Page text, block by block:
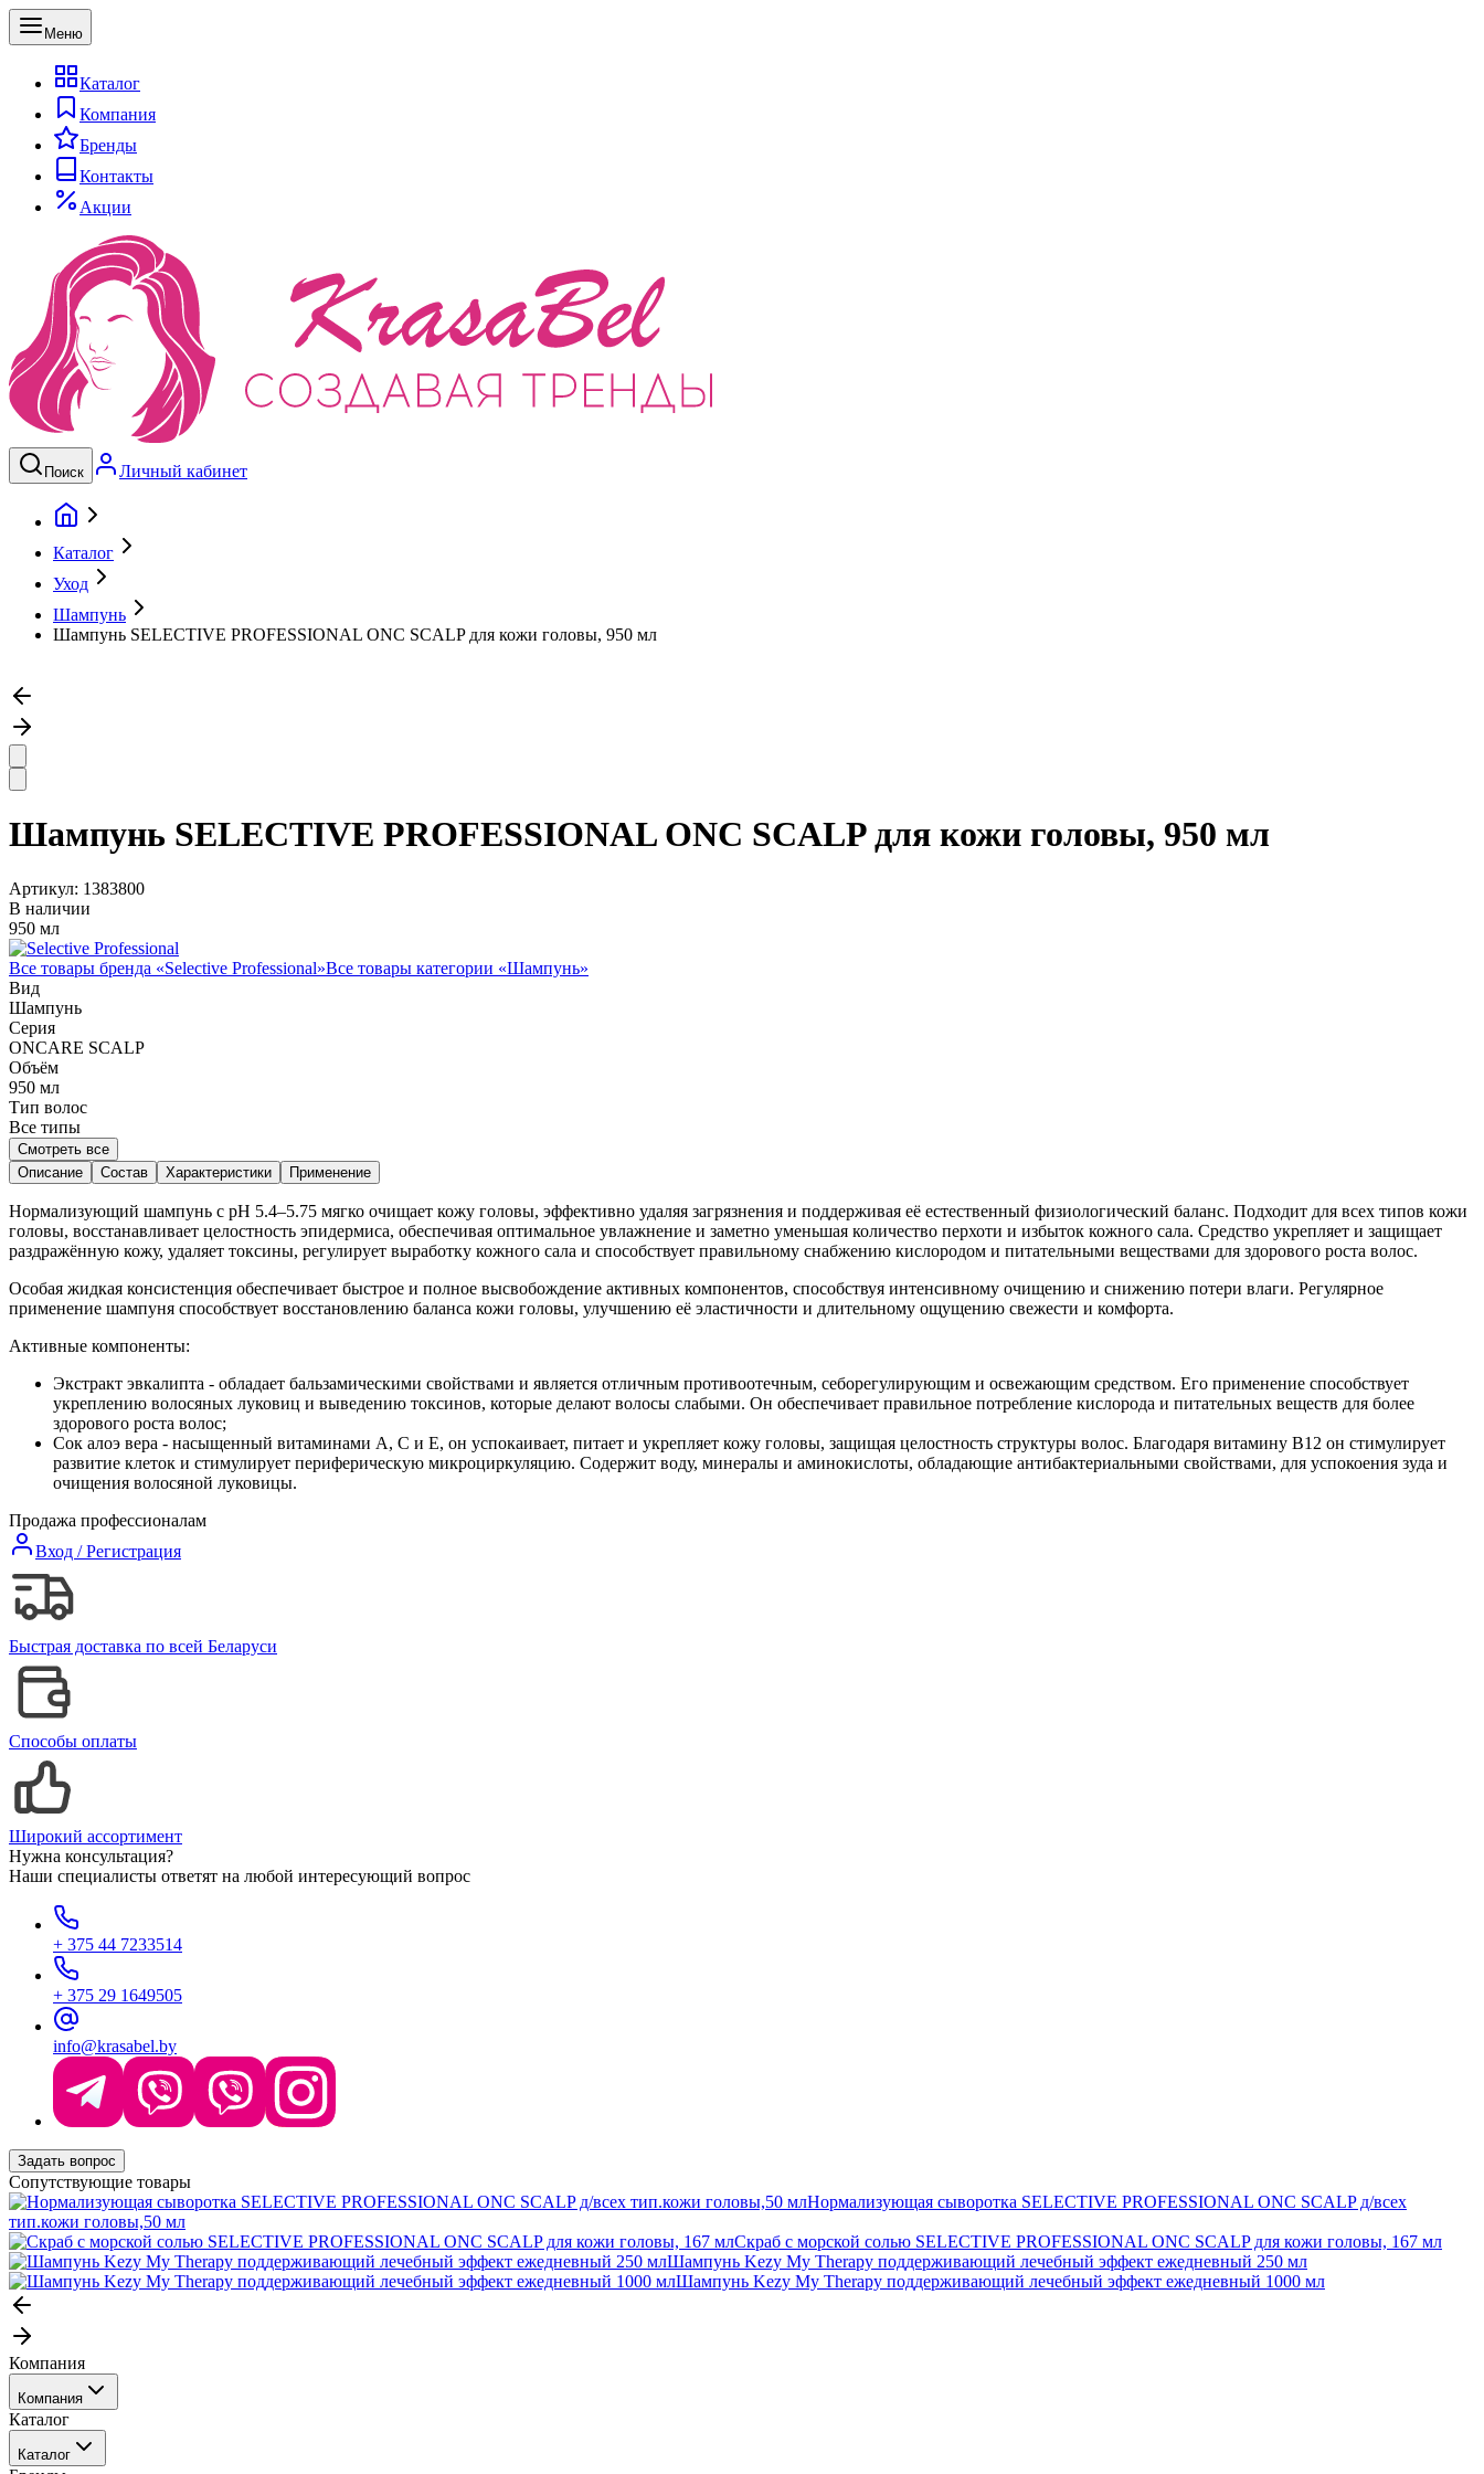
Меню
Каталог
Компания
Бренды
Контакты
Акции
Поиск Личный кабинет
Каталог
Уход
Шампунь
Шампунь SELECTIVE PROFESSIONAL ONC SCALP для кожи головы, 950 мл
Шампунь SELECTIVE PROFESSIONAL ONC SCALP для кожи головы, 950 мл
Артикул: 1383800
В наличии
950 мл
Все товары бренда «Selective Professional»Все товары категории «Шампунь»
Вид
Шампунь
Серия
ONCARE SCALP
Объём
950 мл
Тип волос
Все типы
Смотреть все
Описание
Состав Характеристики Применение
Нормализующий шампунь с pH 5.4–5.75 мягко очищает кожу головы, эффективно удаляя загрязнения и поддерживая её естественный физиологический баланс. Подходит для всех типов кожи
головы, восстанавливает целостность эпидермиса, обеспечивая оптимальное увлажнение и заметно уменьшая количество перхоти и избыток кожного сала. Средство укрепляет и защищает
раздражённую кожу, удаляет токсины, регулирует выработку кожного сала и способствует правильному снабжению кислородом и питательными веществами для здорового роста волос.
Особая жидкая консистенция обеспечивает быстрое и полное высвобождение активных компонентов, способствуя интенсивному очищению и снижению потери влаги. Регулярное
применение шампуня способствует восстановлению баланса кожи головы, улучшению её эластичности и длительному ощущению свежести и комфорта.
Активные компоненты:
Экстракт эвкалипта - обладает бальзамическими свойствами и является отличным противоотечным, себорегулирующим и освежающим средством. Его применение способствует
укреплению волосяных луковиц и выведению токсинов, которые делают волосы слабыми. Он обеспечивает правильное потребление кислорода и питательных веществ для более
здорового роста волос;
Сок алоэ вера - насыщенный витаминами А, С и Е, он успокаивает, питает и укрепляет кожу головы, защищая целостность структуры волос. Благодаря витамину В12 он стимулирует
развитие клеток и стимулирует периферическую микроциркуляцию. Содержит воду, минералы и аминокислоты, обладающие антибактериальными свойствами, для успокоения зуда и
очищения волосяной луковицы.
Продажа профессионалам
Вход / Регистрация
Быстрая доставка по всей Беларуси
Способы оплаты
Широкий ассортимент
Нужна консультация?
Наши специалисты ответят на любой интересующий вопрос
+ 375 44 7233514
+ 375 29 1649505
info@krasabel.by
Задать вопрос
Сопутствующие товары
Нормализующая сыворотка SELECTIVE PROFESSIONAL ONC SCALP д/всех
тип.кожи головы,50 мл
Скраб с морской солью SELECTIVE PROFESSIONAL ONC SCALP для кожи головы, 167 мл
Шампунь Kezy My Therapy поддерживающий лечебный эффект ежедневный 250 мл
Шампунь Kezy My Therapy поддерживающий лечебный эффект ежедневный 1000 мл
Компания
Компания
События
Покупателю
Каталог
Каталог